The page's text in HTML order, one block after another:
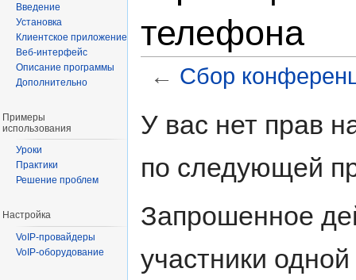
телефона
← Сбор
У вас нет прав
по следующей
Запрошенное
участники
Введение
Установка
Клиентское приложение
Веб-интерфейс
Описание программы
Дополнительно
Примеры
использования
Уроки
Практики
Решение проблем
Настройка
VoIP-провайдеры
VoIP-оборудование